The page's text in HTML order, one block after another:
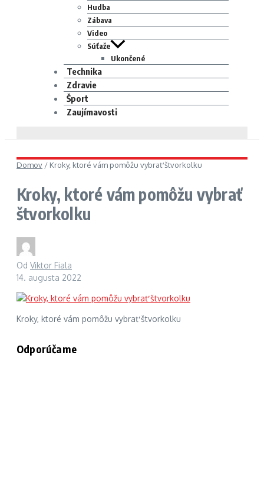
Hudba
Zábava
Video
Súťaže
Ukončené
Technika
Zdravie
Šport
Zaujímavosti
Domov / Kroky, ktoré vám pomôžu vybrať štvorkolku
Kroky, ktoré vám pomôžu vybrať
štvorkolku
Od Viktor Fiala
14. augusta 2022
Kroky, ktoré vám pomôžu vybrať štvorkolku
Odporúčame